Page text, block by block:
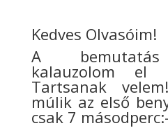
Kedves Olvasóim!
A bemutatás
kalauzolom el
Tartsanak
múlik az első
csak 7